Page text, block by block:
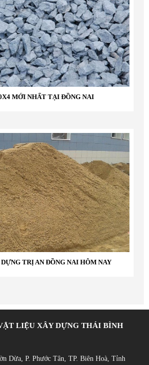
MỚI NHẤT TẠI ĐỒNG NAI
TRỊ AN ĐỒNG NAI HÔM NAY
LIỆU XÂY DỰNG THÁI BÌNH
Dừa, P. Phước Tân, TP. Biên Hoà, Tỉnh